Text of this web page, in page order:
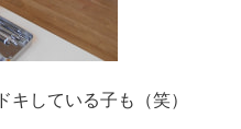
している子も（笑）